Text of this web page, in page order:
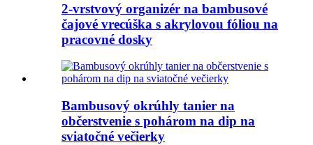
2-vrstvový organizér na bambusové
čajové vrecúška s akrylovou fóliou na
pracovné dosky
Bambusový okrúhly tanier na
občerstvenie s pohárom na dip na
sviatočné večierky